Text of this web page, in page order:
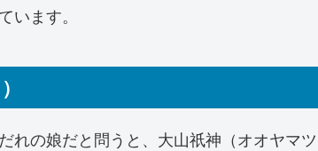
ます。
の娘だと問うと、大山祇神（オオヤマツ